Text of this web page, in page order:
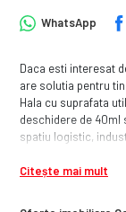
WhatsApp
Daca esti interesat
are solutia pentru
Hala cu suprafata
deschidere de 40ml
spatiu logistic,
Daca ai nevoie de
Pentru mai multe
Citește mai mult